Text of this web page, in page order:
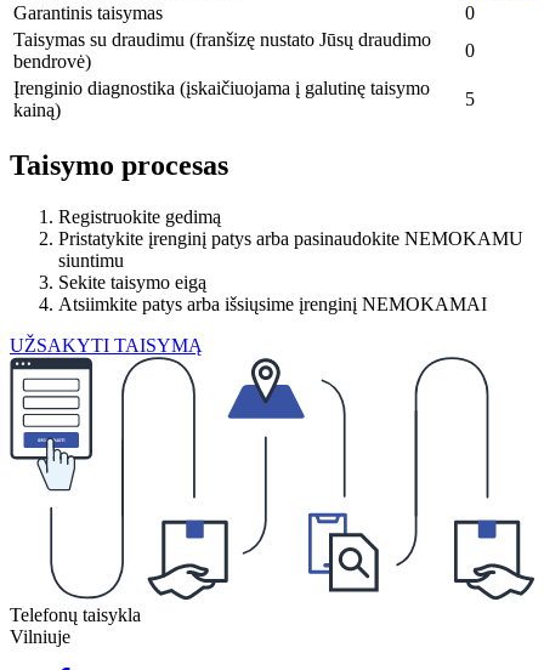
Garantinis taisymas
0
Taisymas su draudimu (franšizę nustato Jūsų draudimo
bendrovė)
0
Įrenginio diagnostika (įskaičiuojama į galutinę taisymo
kainą)
5
Taisymo procesas
Registruokite gedimą
Pristatykite įrenginį patys arba pasinaudokite NEMOKAMU
siuntimu
Sekite taisymo eigą
Atsiimkite patys arba išsiųsime įrenginį NEMOKAMAI
UŽSAKYTI TAISYMĄ
Telefonų taisykla
Vilniuje